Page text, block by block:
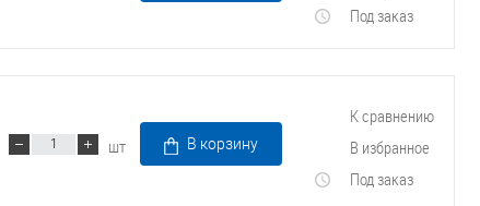
Под заказ
шт В корзину
К сравнению
В избранное
Под заказ